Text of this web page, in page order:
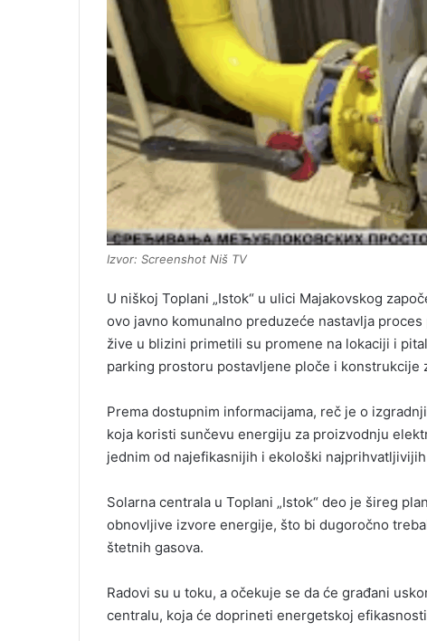
Izvor: Screenshot Niš TV
U niškoj Toplani „Istok“ u ulici Majakovskog
ovo javno komunalno preduzeće nastavlja
žive u blizini primetili su promene na lokaciji i
parking prostoru postavljene ploče i konstrukcije
Prema dostupnim informacijama, reč je o
koja koristi sunčevu energiju za proizvodnju
jednim od najefikasnijih i ekološki
Solarna centrala u Toplani „Istok“ deo je šireg
obnovljive izvore energije, što bi dugoročno
štetnih gasova.
Radovi su u toku, a očekuje se da će građani
centralu, koja će doprineti energetskoj